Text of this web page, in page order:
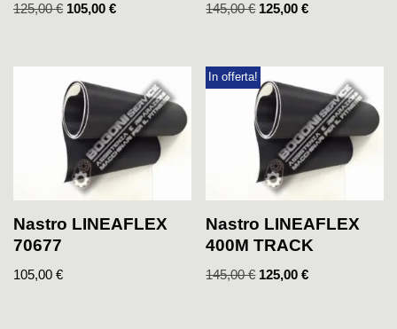
125,00€ 105,00 € 145,00€ 125,00€
Nastro LINEAFLEX
70677
105,00 €
In offerta!
Nastro LINEAFLEX
400M TRACK
145,00€ 125,00€